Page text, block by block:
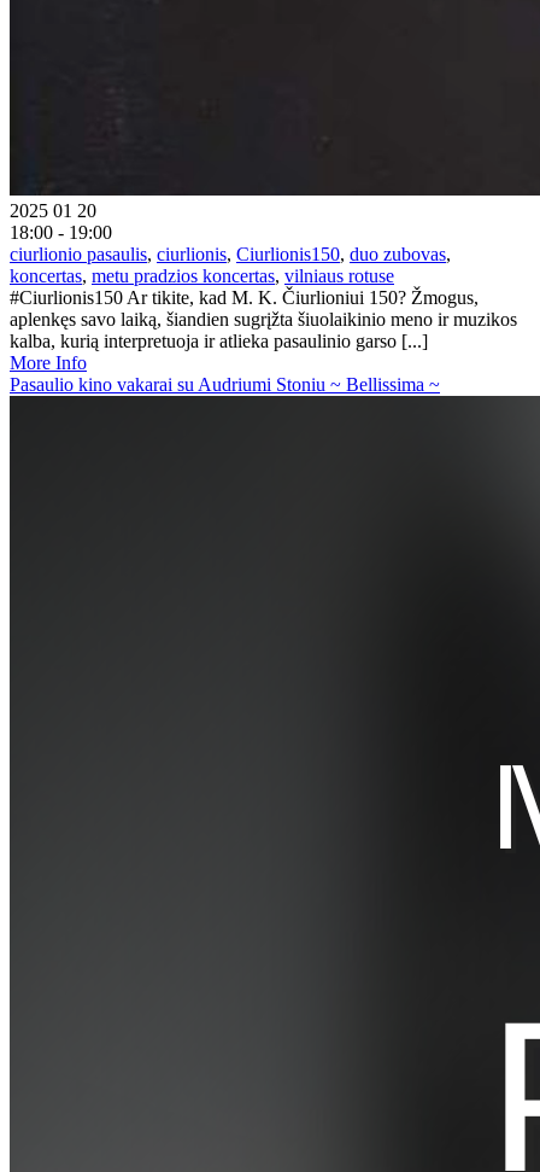
2025 01 20
18:00 - 19:00
ciurlionio pasaulis, ciurlionis, Ciurlionis150, duo zubovas,
koncertas, metu pradzios koncertas, vilniaus rotuse
#Ciurlionis150 Ar tikite, kad M. K. Čiurlioniui 150? Žmogus,
aplenkęs savo laiką, šiandien sugrįžta šiuolaikinio meno ir muzikos
kalba, kurią interpretuoja ir atlieka pasaulinio garso [...]
More Info
Pasaulio kino vakarai su Audriumi Stoniu ~ Bellissima ~